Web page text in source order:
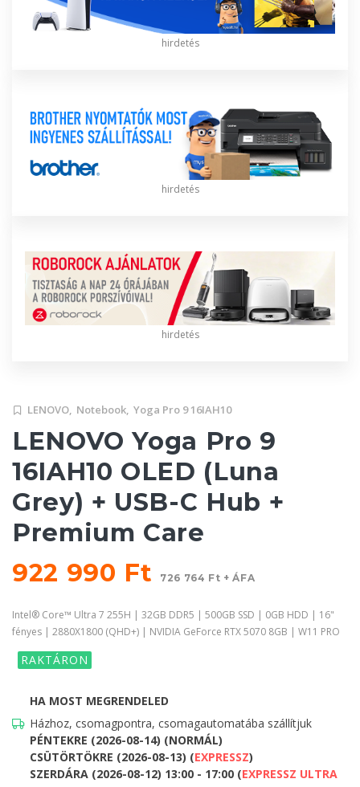
hirdetés
hirdetés
hirdetés
LENOVO, Notebook, Yoga Pro 9 16IAH10
LENOVO Yoga Pro 9
16IAH10 OLED (Luna
Grey) + USB-C Hub +
Premium Care
922 990 Ft
726 764 Ft + ÁFA
Intel® Core™ Ultra 7 255H | 32GB DDR5 | 500GB SSD | 0GB HDD | 16"
fényes | 2880X1800 (QHD+) | NVIDIA GeForce RTX 5070 8GB | W11 PRO
RAKTÁRON
HA MOST MEGRENDELED
Házhoz, csomagpontra, csomagautomatába szállítjuk
PÉNTEKRE (2026-08-14) (NORMÁL)
CSÜTÖRTÖKRE (2026-08-13) (EXPRESSZ)
SZERDÁRA (2026-08-12) 13:00 - 17:00 (EXPRESSZ ULTRA